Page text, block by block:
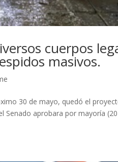
cuerpos
masivos.
30 de mayo, quedó el
Senado aprobara por mayoría